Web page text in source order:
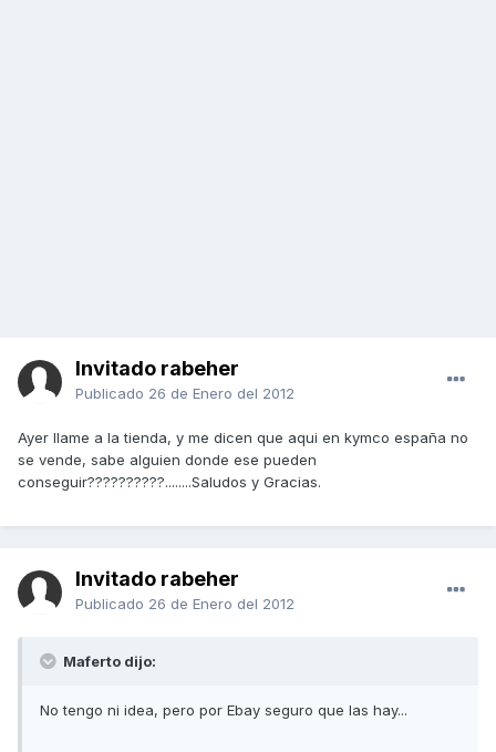
Invitado rabeher
Publicado 26 de Enero del 2012
Ayer llame a la tienda, y me dicen que aqui en kymco españa no
se vende, sabe alguien donde ese pueden
conseguir??????????........Saludos y Gracias.
Invitado rabeher
Publicado 26 de Enero del 2012
Maferto dijo:
No tengo ni idea, pero por Ebay seguro que las hay...